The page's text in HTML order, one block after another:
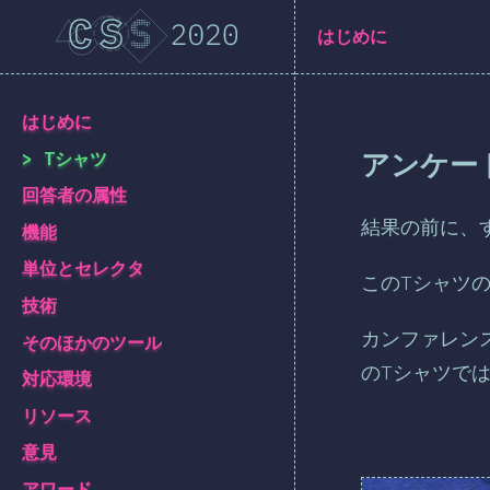
[ja-JP] general.title
[ja-JP] general.back_to_intro
はじめに
Tシャツ
回答者の属性
機能
単位とセレクタ
技術
そのほかのツール
対応環境
リソース
意見
はじめに
アンケー
結果の前に
このTシャツ
カンファレン
のTシャツで